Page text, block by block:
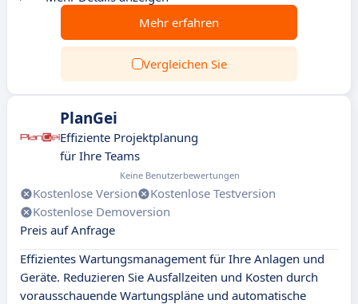
Mehr erfahren
Vergleichen Sie
PlanGei
Effiziente Projektplanung
für Ihre Teams
Keine Benutzerbewertungen
Kostenlose Version
Kostenlose Testversion
Kostenlose Demoversion
Preis auf Anfrage
Effizientes Wartungsmanagement für Ihre Anlagen und
Geräte. Reduzieren Sie Ausfallzeiten und Kosten durch
vorausschauende Wartungspläne und automatische